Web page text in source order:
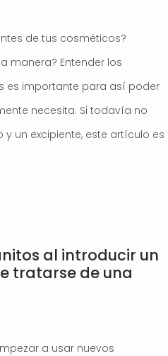
de tus cosméticos?
manera? Entender los
es importante para así poder
necesita. Si todavía no
un excipiente, este artículo es
al introducir un
tratarse de una
a usar nuevos